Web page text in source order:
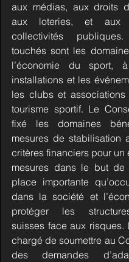
aux médias, aux droits
aux loteries, et aux
collectivités
touchés sont les
l’économie du sport,
installations et les
les clubs et
tourisme sportif. Le
fixé les domaines
mesures de stabilisation
critères financiers pour un
mesures dans le but de
place importante
dans la société et
protéger les
suisses face aux risques.
chargé de soumettre au
des demandes